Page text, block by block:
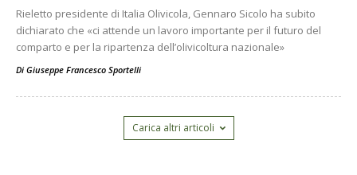
Rieletto presidente di Italia Olivicola, Gennaro Sicolo ha subito
dichiarato che «ci attende un lavoro importante per il futuro del
comparto e per la ripartenza dell’olivicoltura nazionale»
Di Giuseppe Francesco Sportelli
Carica altri articoli